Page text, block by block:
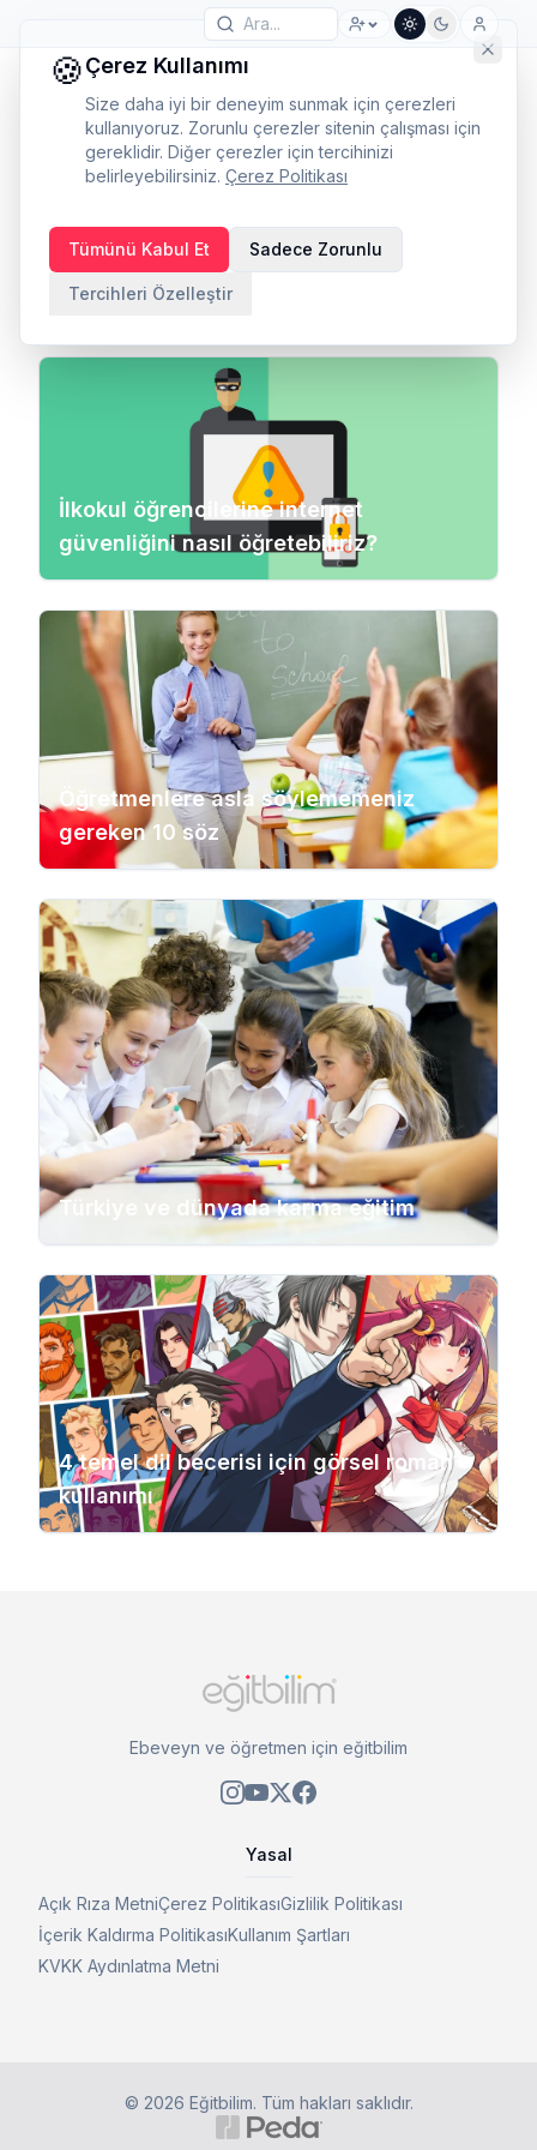
Dünya
İlkokul öğrencilerine internet
güvenliğini nasıl öğretebiliriz?
Öğretmenlere asla söylememeniz
gereken 10 söz
Türkiye ve dünyada karma eğitim
4 temel dil becerisi için görsel roman
kullanımı
Ebeveyn ve öğretmen için eğitbilim
Yasal
Açık Rıza MetniÇerez PolitikasıGizlilik Politikası
İçerik Kaldırma PolitikasıKullanım Şartları
KVKK Aydınlatma Metni
© 2026 Eğitbilim. Tüm hakları saklıdır.
🍪Çerez Kullanımı
Size daha iyi bir deneyim sunmak için çerezleri
kullanıyoruz. Zorunlu çerezler sitenin çalışması için
gereklidir. Diğer çerezler için tercihinizi
belirleyebilirsiniz. Çerez Politikası
Tümünü Kabul Et Sadece Zorunlu
Tercihleri Özelleştir